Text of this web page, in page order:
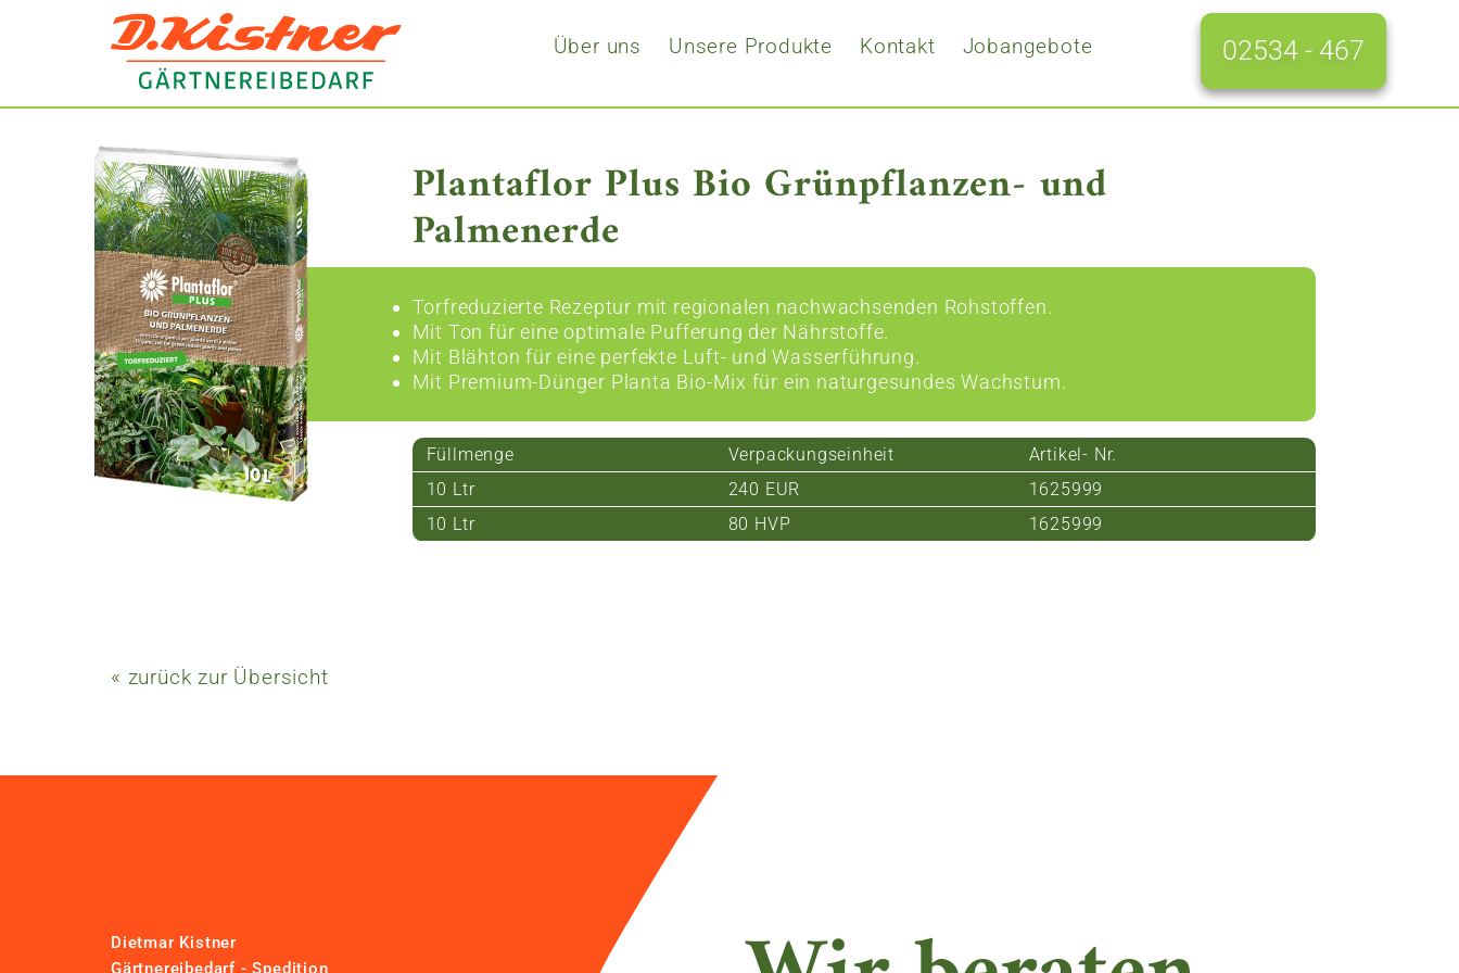
02534 - 467
Über uns Unsere Produkte Kontakt Jobangebote
Plantaflor Plus Bio Grünpflanzen- und
Palmenerde
Torfreduzierte Rezeptur mit regionalen nachwachsenden Rohstoffen.
Mit Ton für eine optimale Pufferung der Nährstoffe.
Mit Blähton für eine perfekte Luft- und Wasserführung.
Mit Premium-Dünger Planta Bio-Mix für ein naturgesundes Wachstum.
Füllmenge Verpackungseinheit
Artikel- Nr.
10 Ltr
240 EUR
1625999
10 Ltr
80 HVP 1625999
« zurück zur Übersicht
Dietmar Kistner
Gärtnereibedarf - Spedition